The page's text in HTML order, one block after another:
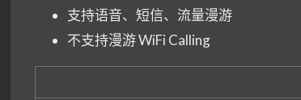
支持语音、短信、流量漫游
不支持漫游 WiFi Calling